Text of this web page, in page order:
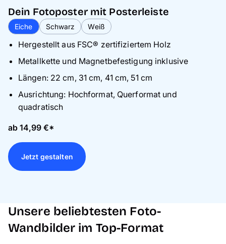
Dein Fotoposter mit Posterleiste
Eiche Schwarz Weiß
Hergestellt aus FSC® zertifiziertem Holz
Metallkette und Magnetbefestigung inklusive
Längen: 22 cm, 31 cm, 41 cm, 51 cm
Ausrichtung: Hochformat, Querformat und
quadratisch
ab 14,99 €*
Jetzt gestalten
Unsere beliebtesten Foto-
Wandbilder im Top-Format